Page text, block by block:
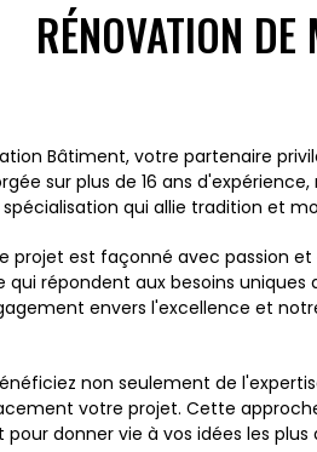
RÉNOVATION
Bâtiment, votre partenaire
sur plus de 16 ans
qui allie tradition et
projet est façonné avec passion
répondent aux besoins
envers l'excellence et
non seulement de
votre projet. Cette
donner vie à vos idées les plus